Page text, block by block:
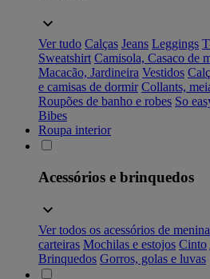
Ver tudo Calças Jeans Leggings
Sweatshirt Camisola, Casaco de
Macacão, Jardineira Vestidos
e camisas de dormir Collants,
Roupões de banho e robes So
Bibes
Roupa interior
Acessórios e brinquedos
Ver todos os acessórios de menina
carteiras Mochilas e estojos Cinto
Brinquedos Gorros, golas e luvas